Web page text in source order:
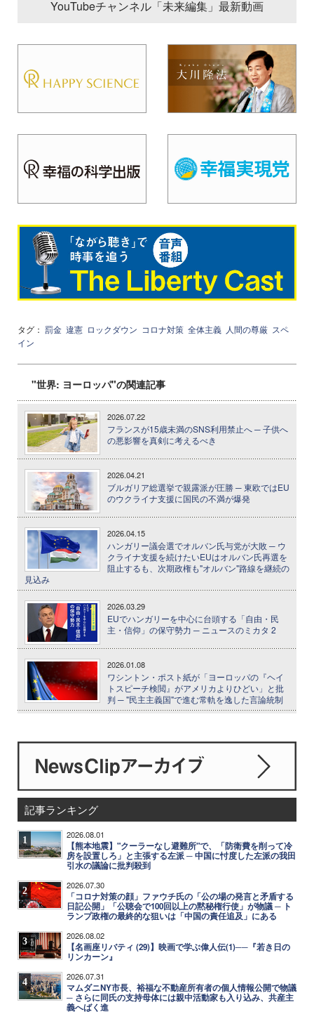
YouTubeチャンネル「未来編集」最新動画
タグ： 罰金 違憲 ロックダウン コロナ対策 全体主義 人間の尊厳 スペ
イン
"世界: ヨーロッパ"の関連記事
2026.07.22
フランスが15歳未満のSNS利用禁止へ ─ 子供へ
の悪影響を真剣に考えるべき
2026.04.21
ブルガリア総選挙で親露派が圧勝 ─ 東欧ではEU
のウクライナ支援に国民の不満が爆発
2026.04.15
ハンガリー議会選でオルバン氏与党が大敗 ─ ウ
クライナ支援を続けたいEUはオルバン氏再選を
阻止するも、次期政権も"オルバン"路線を継続の
見込み
2026.03.29
EUでハンガリーを中心に台頭する「自由・民
主・信仰」の保守勢力 ─ ニュースのミカタ 2
2026.01.08
ワシントン・ポスト紙が「ヨーロッパの『ヘイ
トスピーチ検閲』がアメリカよりひどい」と批
判 ─ "民主主義国"で進む常軌を逸した言論統制
記事ランキング
1 2026.08.01
【熊本地震】"クーラーなし避難所"で、「防衛費を削って冷
房を設置しろ」と主張する左派 ─ 中国に忖度した左派の我田
引水の議論に批判殺到
2 2026.07.30
「コロナ対策の顔」ファウチ氏の「公の場の発言と矛盾する
日記公開」「公聴会で100回以上の黙秘権行使」が物議 ─ ト
ランプ政権の最終的な狙いは「中国の責任追及」にある
3 2026.08.02
【名画座リバティ (29)】映画で学ぶ偉人伝(1)──『若き日の
リンカーン』
4 2026.07.31
マムダニNY市長、裕福な不動産所有者の個人情報公開で物議
─ さらに同氏の支持母体には親中活動家も入り込み、共産主
義へばく進